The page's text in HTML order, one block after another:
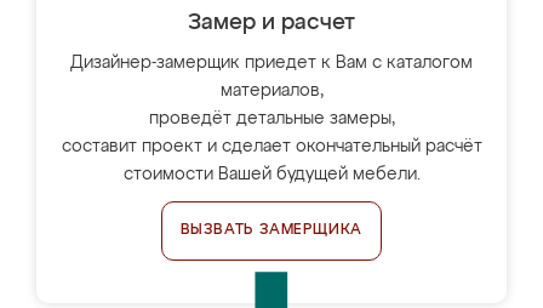
Замер и расчет
Дизайнер-замерщик приедет к Вам с каталогом
материалов,
проведёт детальные замеры,
составит проект и сделает окончательный расчёт
стоимости Вашей будущей мебели.
ВЫЗВАТЬ ЗАМЕРЩИКА